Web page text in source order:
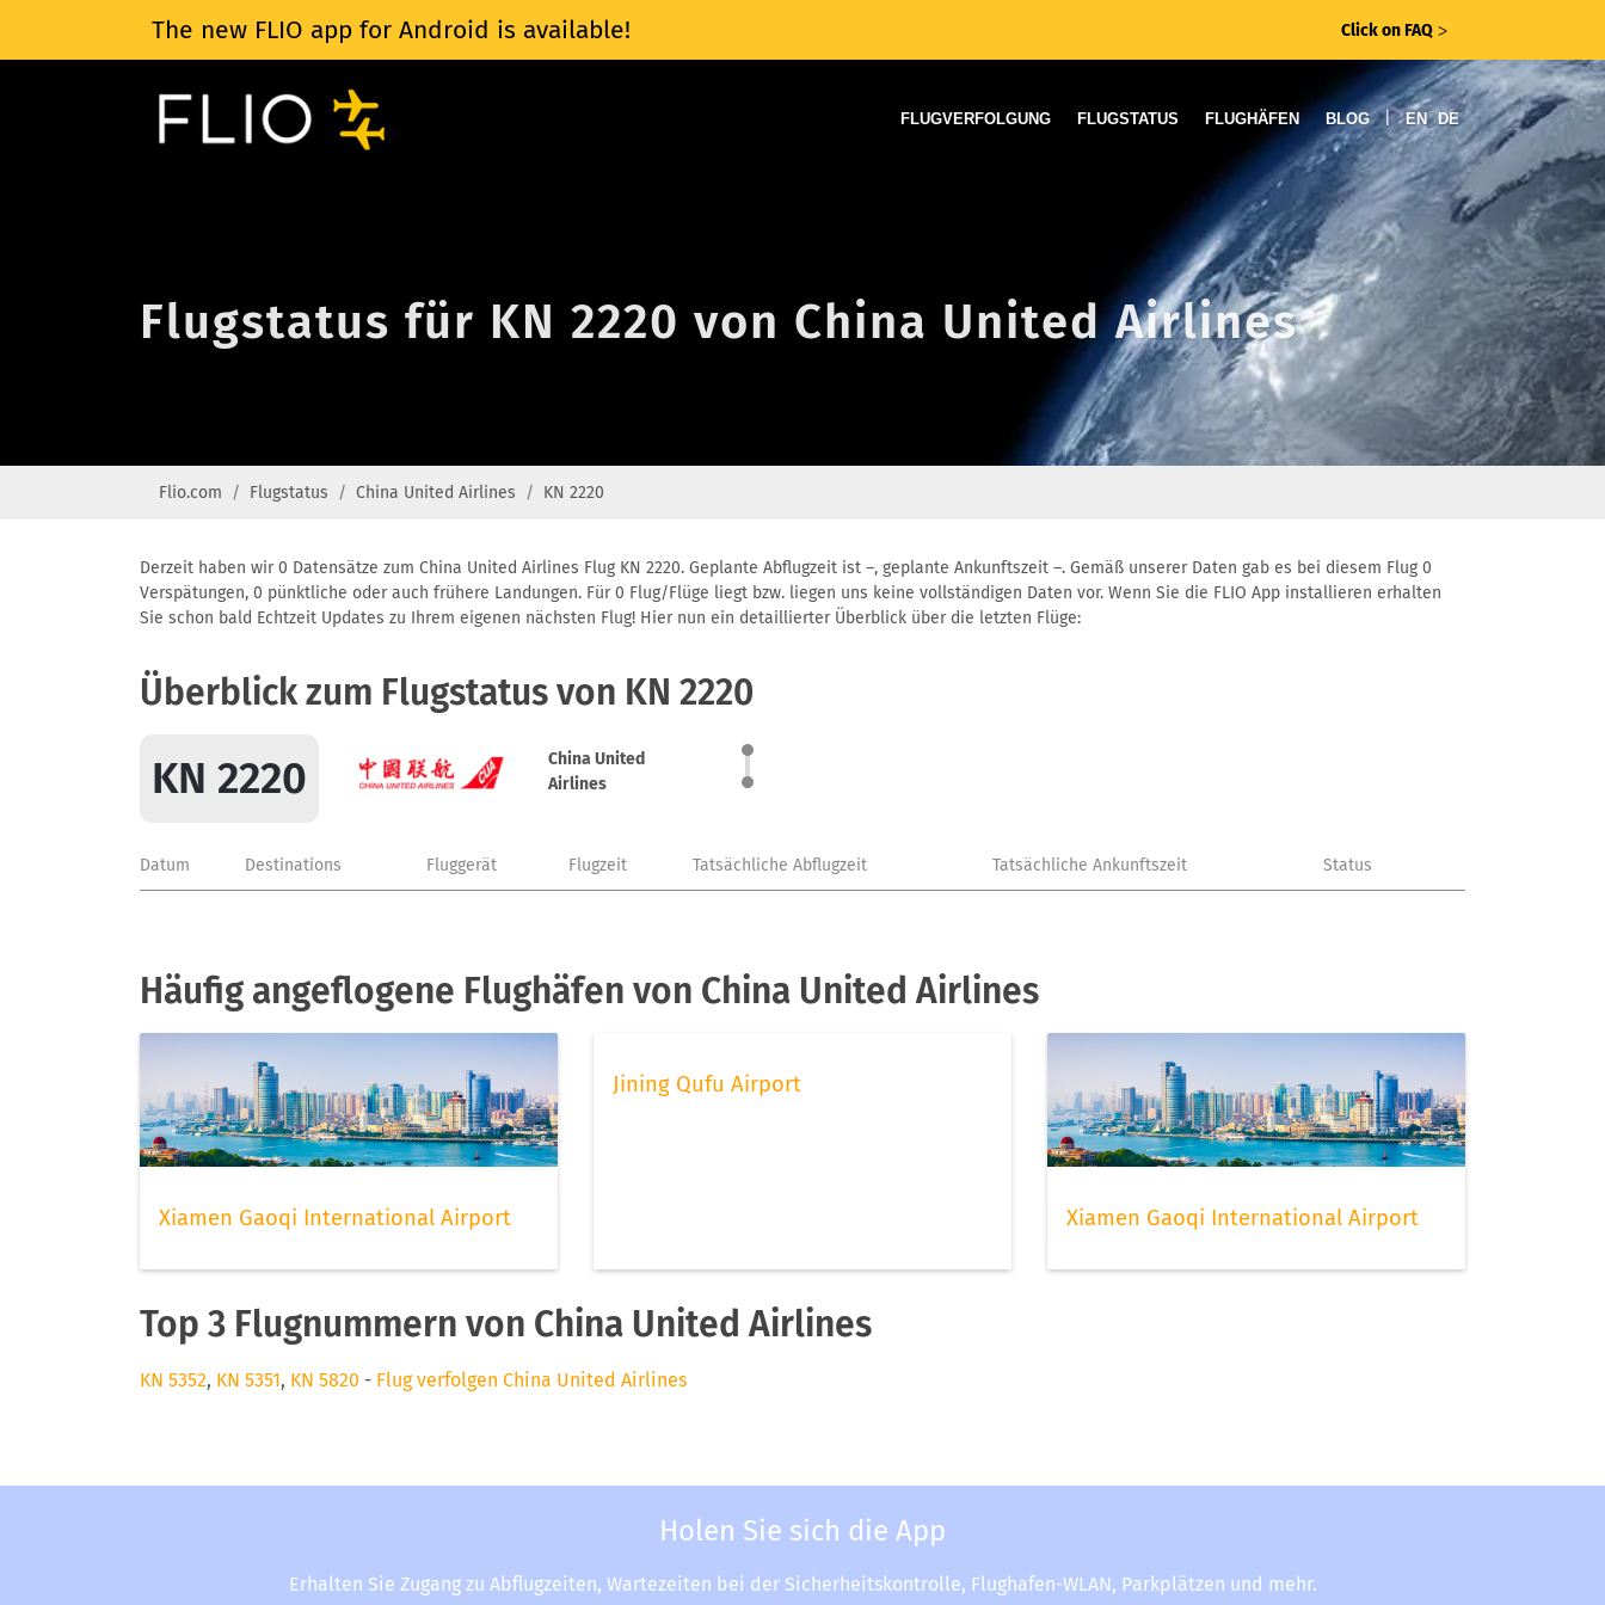
The new FLIO app for Android is available! Click on FAQ ᐳ
FLUGVERFOLGUNG FLUGSTATUS FLUGHÄFEN BLOG | EN DE
Flugstatus für KN 2220 von China United Airlines
Flio.com Flugstatus China United Airlines KN 2220
Derzeit haben wir 0 Datensätze zum China United Airlines Flug KN 2220. Geplante Abflugzeit ist –, geplante Ankunftszeit –. Gemäß unserer Daten gab es bei diesem Flug 0
Verspätungen, 0 pünktliche oder auch frühere Landungen. Für 0 Flug/Flüge liegt bzw. liegen uns keine vollständigen Daten vor. Wenn Sie die FLIO App installieren erhalten
Sie schon bald Echtzeit Updates zu Ihrem eigenen nächsten Flug! Hier nun ein detaillierter Überblick über die letzten Flüge:
Überblick zum Flugstatus von KN 2220
KN 2220
China United
Airlines
Datum Destinations Fluggerät Flugzeit Tatsächliche Abflugzeit Tatsächliche Ankunftszeit Status
Häufig angeflogene Flughäfen von China United Airlines
Xiamen Gaoqi International Airport
Jining Qufu Airport
Xiamen Gaoqi International Airport
Top 3 Flugnummern von China United Airlines
KN 5352, KN 5351, KN 5820 - Flug verfolgen China United Airlines
Holen Sie sich die App
Erhalten Sie Zugang zu Abflugzeiten, Wartezeiten bei der Sicherheitskontrolle, Flughafen-WLAN, Parkplätzen und mehr.